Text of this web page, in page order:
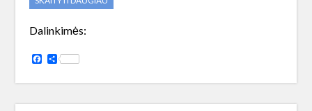
Dalinkimės:
Facebook
Share